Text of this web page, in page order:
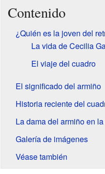
Contenido
¿Quién es la joven del
La vida de Cecilia
El viaje del cuadro
El significado del armiño
Historia reciente del
La dama del armiño en
Galería de imágenes
Véase también